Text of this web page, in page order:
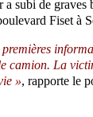
subi de graves
Fiset à
premières
camion. La
», rapporte le